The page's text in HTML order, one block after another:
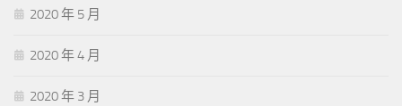
2020 年 5 月
2020 年 4 月
2020 年 3 月